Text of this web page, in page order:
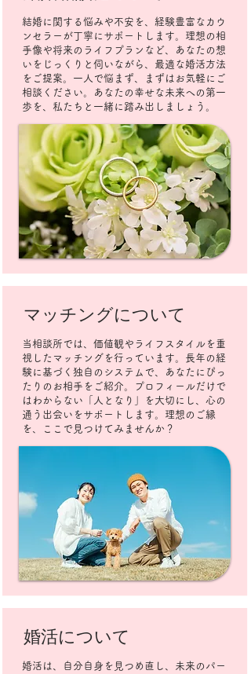
結婚に関する悩みや不安を、経験豊富なカウ
ンセラーが丁寧にサポートします。理想の相
手像や将来のライフプランなど、あなたの想
いをじっくりと伺いながら、最適な婚活方法
をご提案。一人で悩まず、まずはお気軽にご
相談ください。あなたの幸せな未来への第一
歩を、私たちと一緒に踏み出しましょう。
マッチングについて
当相談所では、価値観やライフスタイルを重
視したマッチングを行っています。長年の経
験に基づく独自のシステムで、あなたにぴっ
たりのお相手をご紹介。プロフィールだけで
はわからない「人となり」を大切にし、心の
通う出会いをサポートします。理想のご縁
を、ここで見つけてみませんか？
婚活について
婚活は、自分自身を見つめ直し、未来のパー